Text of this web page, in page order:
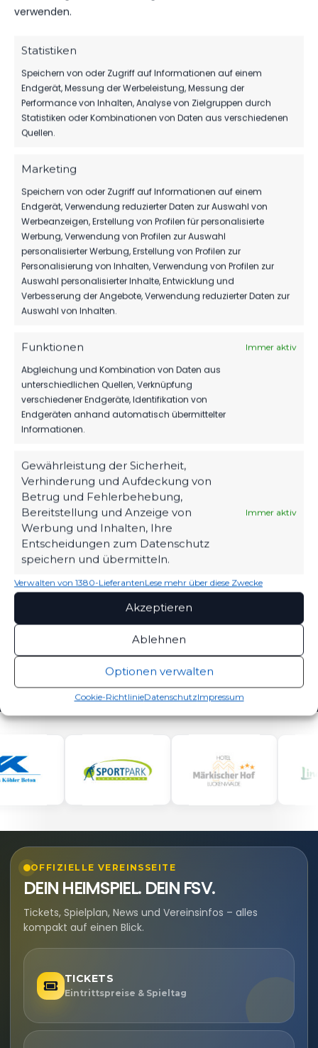
verwenden.
Statistiken
Speichern von oder Zugriff auf Informationen auf einem
Endgerät, Messung der Werbeleistung, Messung der
Performance von Inhalten, Analyse von Zielgruppen durch
Statistiken oder Kombinationen von Daten aus verschiedenen
Quellen.
Marketing
Speichern von oder Zugriff auf Informationen auf einem
Endgerät, Verwendung reduzierter Daten zur Auswahl von
Werbeanzeigen, Erstellung von Profilen für personalisierte
Werbung, Verwendung von Profilen zur Auswahl
personalisierter Werbung, Erstellung von Profilen zur
Personalisierung von Inhalten, Verwendung von Profilen zur
Auswahl personalisierter Inhalte, Entwicklung und
Verbesserung der Angebote, Verwendung reduzierter Daten zur
Auswahl von Inhalten.
Funktionen Immer aktiv
Abgleichung und Kombination von Daten aus
unterschiedlichen Quellen, Verknüpfung
verschiedener Endgeräte, Identifikation von
Endgeräten anhand automatisch übermittelter
Informationen.
Gewährleistung der Sicherheit,
Verhinderung und Aufdeckung von
Betrug und Fehlerbehebung,
Bereitstellung und Anzeige von
Werbung und Inhalten, Ihre
Entscheidungen zum Datenschutz
speichern und übermitteln.
Immer aktiv
Verwalten von 1380-LieferantenLese mehr über diese Zwecke
Akzeptieren
Ablehnen
Optionen verwalten
Cookie-RichtlinieDatenschutzImpressum
OKT.
13:00
Uhr
FSV 63
SA.., 06.
APR.
2024
13:00
FSV 63
Luckenwalde
vs.
1:2
Regionalliga
Nordost
FR.., 20.
OKT.
2023
19:00
Uhr
Chemnitzer
FC
vs. FSV 63
Luckenwalde
1:2
Nordost
2023/24
SO.., 02.
APR.
2023
13:00
FSV 63
Luckenwalde
0:0
Regionalliga
SO.., 16.
OKT.
2022
13:00
Uhr
Chemnitzer
FC
vs. FSV 63
Luckenwalde
2:0
ÄHNLICHE BEITRÄGE
Chemnitzer FC vs FSV 63
Luckenwalde
16. Oktober 2022
Ähnlicher Beitrag
Chemnitzer FC vs FSV 63
Luckenwalde
6. April 2025
Ähnlicher Beitrag
Chemnitzer FC vs FSV 63
Luckenwalde
Ähnlicher Beitrag
OFFIZIELLE VEREINSSEITE
DEIN HEIMSPIEL. DEIN FSV.
Tickets, Spielplan, News und Vereinsinfos – alles
kompakt auf einen Blick.
TICKETS
Eintrittspreise & Spieltag